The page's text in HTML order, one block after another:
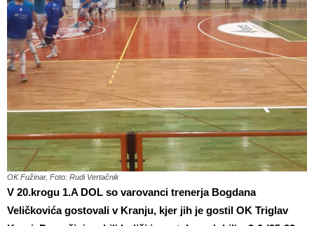
OK Fužinar, Foto: Rudi Vertačnik
V 20.krogu 1.A DOL so varovanci trenerja Bogdana
Veličkovića gostovali v Kranju, kjer jih je gostil OK Triglav